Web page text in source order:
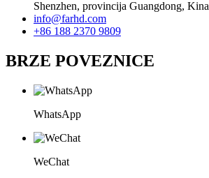
Shenzhen, provincija Guangdong, Kina
info@farhd.com
+86 188 2370 9809
BRZE POVEZNICE
WhatsApp
WeChat